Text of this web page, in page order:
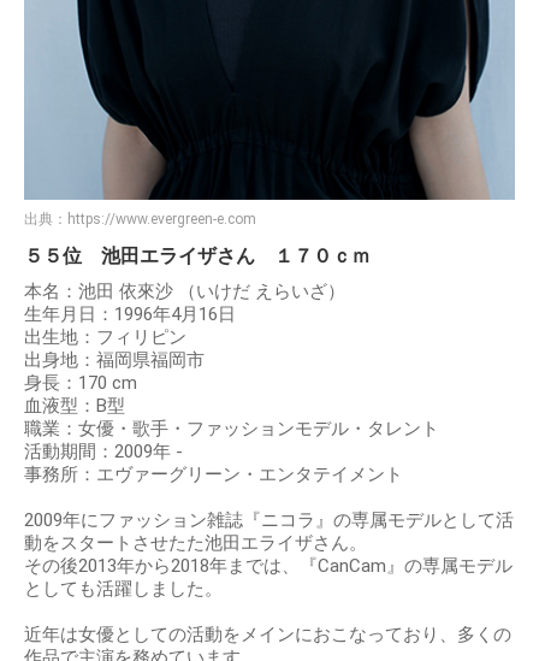
出典： https://www.evergreen-e.com
５５位 池田エライザさん １７０ｃｍ
本名：池田 依來沙 （いけだ えらいざ）
生年月日：1996年4月16日
出生地：フィリピン
出身地：福岡県福岡市
身長：170 cm
血液型：B型
職業：女優・歌手・ファッションモデル・タレント
活動期間：2009年 -
事務所：エヴァーグリーン・エンタテイメント
2009年にファッション雑誌『ニコラ』の専属モデルとして活
動をスタートさせたた池田エライザさん。
その後2013年から2018年までは、『CanCam』の専属モデル
としても活躍しました。
近年は女優としての活動をメインにおこなっており、多くの